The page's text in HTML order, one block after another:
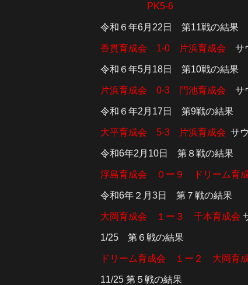
PK5-6
令和６年6月22日 第11戦の結果
香貫育成会 1-0 片浜育成会 サ
令和６年5月18日 第10戦の結果
片浜育成会 0-3 門池育成会 サ
令和６年2月17日 第9戦の結果
大平育成会 5-3 片浜育成会 サ
令和6年2月10日 第８戦の結果
浮島育成会 ０ー９ ドリーム育
令和6年２月3日 第７戦の結果
大岡育成会 １ー３ 千本育成会
1/25 第６戦の結果
ドリーム育成会 １ー２ 大岡育
11/25 第５戦の結果